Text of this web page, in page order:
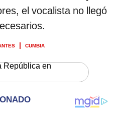
el vocalista no llegó
CUMBIA
República en